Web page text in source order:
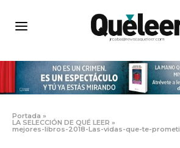
Portada »
LA SELECCIÓN DE QUÉ LEER »
mejores-libros-2018-Las-vidas-que-te-prometi